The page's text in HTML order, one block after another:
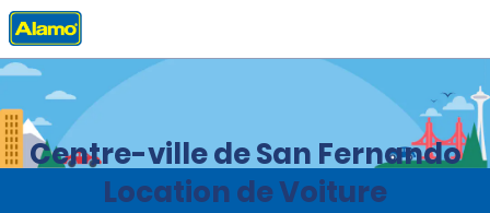
Accueil Agences
Centre-ville de San Fernando
Location de Voiture